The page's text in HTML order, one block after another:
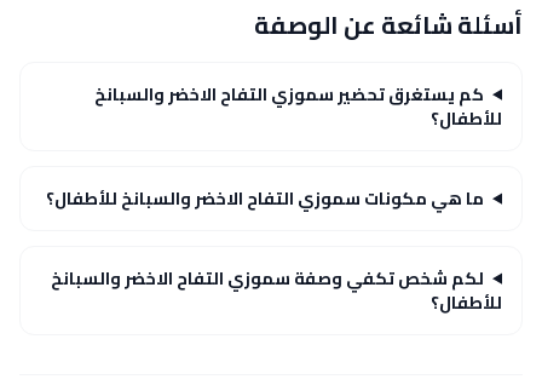
أسئلة شائعة عن الوصفة
كم يستغرق تحضير سموزي التفاح الاخضر والسبانخ
للأطفال؟
ما هي مكونات سموزي التفاح الاخضر والسبانخ للأطفال؟
لكم شخص تكفي وصفة سموزي التفاح الاخضر والسبانخ
للأطفال؟